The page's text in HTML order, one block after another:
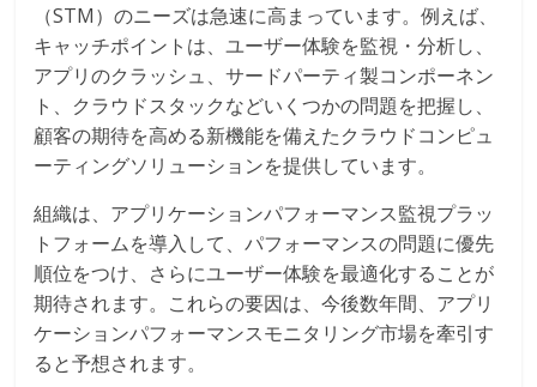
（STM）のニーズは急速に高まっています。例えば、
キャッチポイントは、ユーザー体験を監視・分析し、
アプリのクラッシュ、サードパーティ製コンポーネン
ト、クラウドスタックなどいくつかの問題を把握し、
顧客の期待を高める新機能を備えたクラウドコンピュ
ーティングソリューションを提供しています。
組織は、アプリケーションパフォーマンス監視プラッ
トフォームを導入して、パフォーマンスの問題に優先
順位をつけ、さらにユーザー体験を最適化することが
期待されます。これらの要因は、今後数年間、アプリ
ケーションパフォーマンスモニタリング市場を牽引す
ると予想されます。